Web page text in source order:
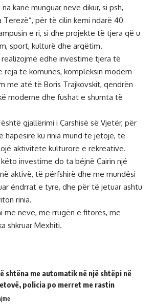
kanë munguar neve dikur, si psh,
Terezë”, për të cilin kemi ndarë 40
e ri, si dhe projekte të tjera që u
sport, kulturë dhe argëtim.
edhe investime tjera të
reja të komunës, kompleksin modern
me atë të Boris Trajkovskit, qendrën
moderne dhe fushat e shumta të
gjallërimi i Çarshisë së Vjetër, për
hapësirë ku rinia mund të jetojë, të
aktivitete kulturore e rekreative.
investime do ta bëjnë Çairin një
aktivë, të përfshirë dhe me mundësi
ëndrrat e tyre, dhe për të jetuar ashtu
rinia.
me neve, me rrugën e fitorës, me
shkruar Mexhiti.
shtëna me automatik në një shtëpi në
policia po merret me rastin